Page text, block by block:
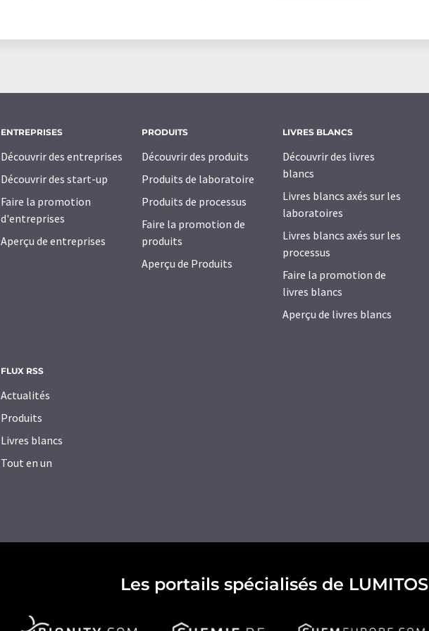
ENTREPRISES
Découvrir des entreprises
Découvrir des start-up
Faire la promotion
d'entreprises
Aperçu de entreprises
PRODUITS
Découvrir des produits
Produits de laboratoire
Produits de processus
Faire la promotion de
produits
Aperçu de Produits
LIVRES BLANCS
Découvrir des livres
blancs
Livres blancs axés sur les
laboratoires
Livres blancs axés sur les
processus
Faire la promotion de
livres blancs
Aperçu de livres blancs
FLUX RSS
Actualités
Produits
Livres blancs
Tout en un
Les portails spécialisés de LUMITOS